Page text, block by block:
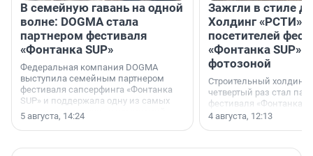
В семейную гавань на одной
волне: DOGMA стала
партнером фестиваля
«Фонтанка SUP»
Федеральная компания DOGMA
выступила семейным партнером
фестиваля сапсерфинга «Фонтанка
SUP» и поддержала одну из самых
ярких и романтичных номинаций —
«SUP-свадьба».
5 августа, 14:24
Зажгли в стиле
Холдинг «РСТИ»
посетителей
«Фонтанка SUP»
фотозоной
Строительный холдинг
четвертый раз стал
фестиваля «Фонтанка
раз компания
посетителям
4 августа, 12:13